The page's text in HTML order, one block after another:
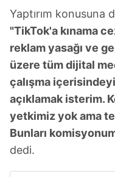
Yaptırım konusuna
"TikTok'a kınama
reklam yasağı ve
üzere tüm dijital
çalışma
açıklamak isterim.
yetkimiz yok ama
Bunları
dedi.